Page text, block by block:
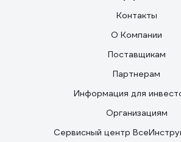
Контакты
О Компании
Поставщикам
Партнерам
Информация для
Организациям
Сервисный центр